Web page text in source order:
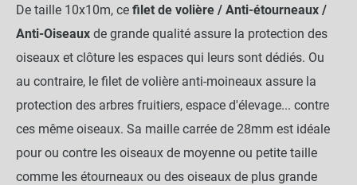
De taille 10x10m, ce filet de volière / Anti-étourneaux /
Anti-Oiseaux de grande qualité assure la protection des
oiseaux et clôture les espaces qui leurs sont dédiés. Ou
au contraire, le filet de volière anti-moineaux assure la
protection des arbres fruitiers, espace d'élevage... contre
ces même oiseaux. Sa maille carrée de 28mm est idéale
pour ou contre les oiseaux de moyenne ou petite taille
comme les étourneaux ou des oiseaux de plus grande